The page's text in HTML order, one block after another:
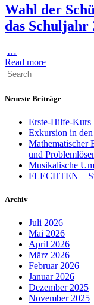
Wahl der
das Schuljahr
…
Read more
Neueste Beiträge
Erste-Hilfe-Kurs
Exkursion in
Mathematischer
und
Musikalische
FLECHTEN –
Archiv
Juli 2026
Mai 2026
April 2026
März 2026
Februar 2026
Januar 2026
Dezember 2025
November 2025